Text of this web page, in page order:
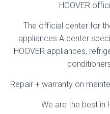
HOOVER
The official center for
appliances A center
HOOVER appliances,
Repair + warranty on
We are the best in